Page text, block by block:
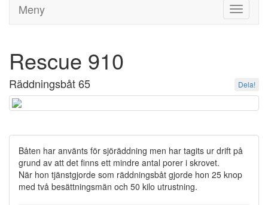
Toggle
Meny
Rescue 910
Räddningsbåt 65 Dela!
Båten har använts för sjöräddning men har tagits ur drift på
grund av att det finns ett mindre antal porer i skrovet.
När hon tjänstgjorde som räddningsbåt gjorde hon 25 knop
med två besättningsmän och 50 kilo utrustning.